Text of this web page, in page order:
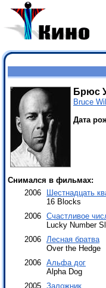
Брюс
Bruce
Дата
Снимался в фильмах:
2006
Шестнадцать
16 Blocks
2006 Счастливое
Lucky Number
2006 Лесная братва
Over the Hedge
2006 Альфа дог
Alpha Dog
2005 Заложник